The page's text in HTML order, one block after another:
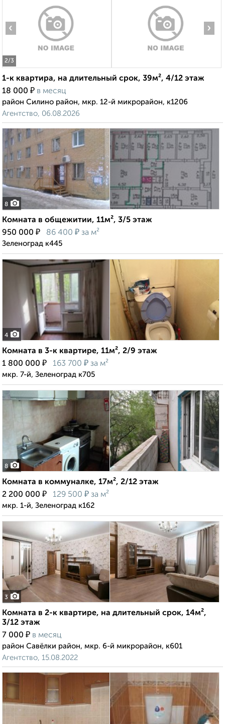
2/3
‹ ›
1-к квартира, на длительный срок, 39м², 4/12 этаж
18 000 ₽ в месяц
район Силино район, мкр. 12-й микрорайон, к1206
Агентство, 06.08.2026
8
Комната в общежитии, 11м², 3/5 этаж
950 000 ₽ 86 400 ₽ за м²
Зеленоград к445
4
Комната в 3-к квартире, 11м², 2/9 этаж
1 800 000 ₽ 163 700 ₽ за м²
мкр. 7-й, Зеленоград к705
8
Комната в коммуналке, 17м², 2/12 этаж
2 200 000 ₽ 129 500 ₽ за м²
мкр. 1-й, Зеленоград к162
3
Комната в 2-к квартире, на длительный срок, 14м²,
3/12 этаж
7 000 ₽ в месяц
район Савёлки район, мкр. 6-й микрорайон, к601
Агентство, 15.08.2022